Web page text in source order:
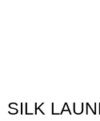
SILK